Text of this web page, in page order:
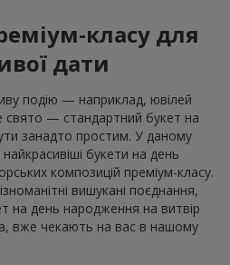
класу для
дати
подію — наприклад, ювілей
— стандартний букет на
занадто простим. У даному
букети на день
композицій преміум-класу.
вишукані поєднання,
на день народження на витвір
вже чекають на вас в нашому